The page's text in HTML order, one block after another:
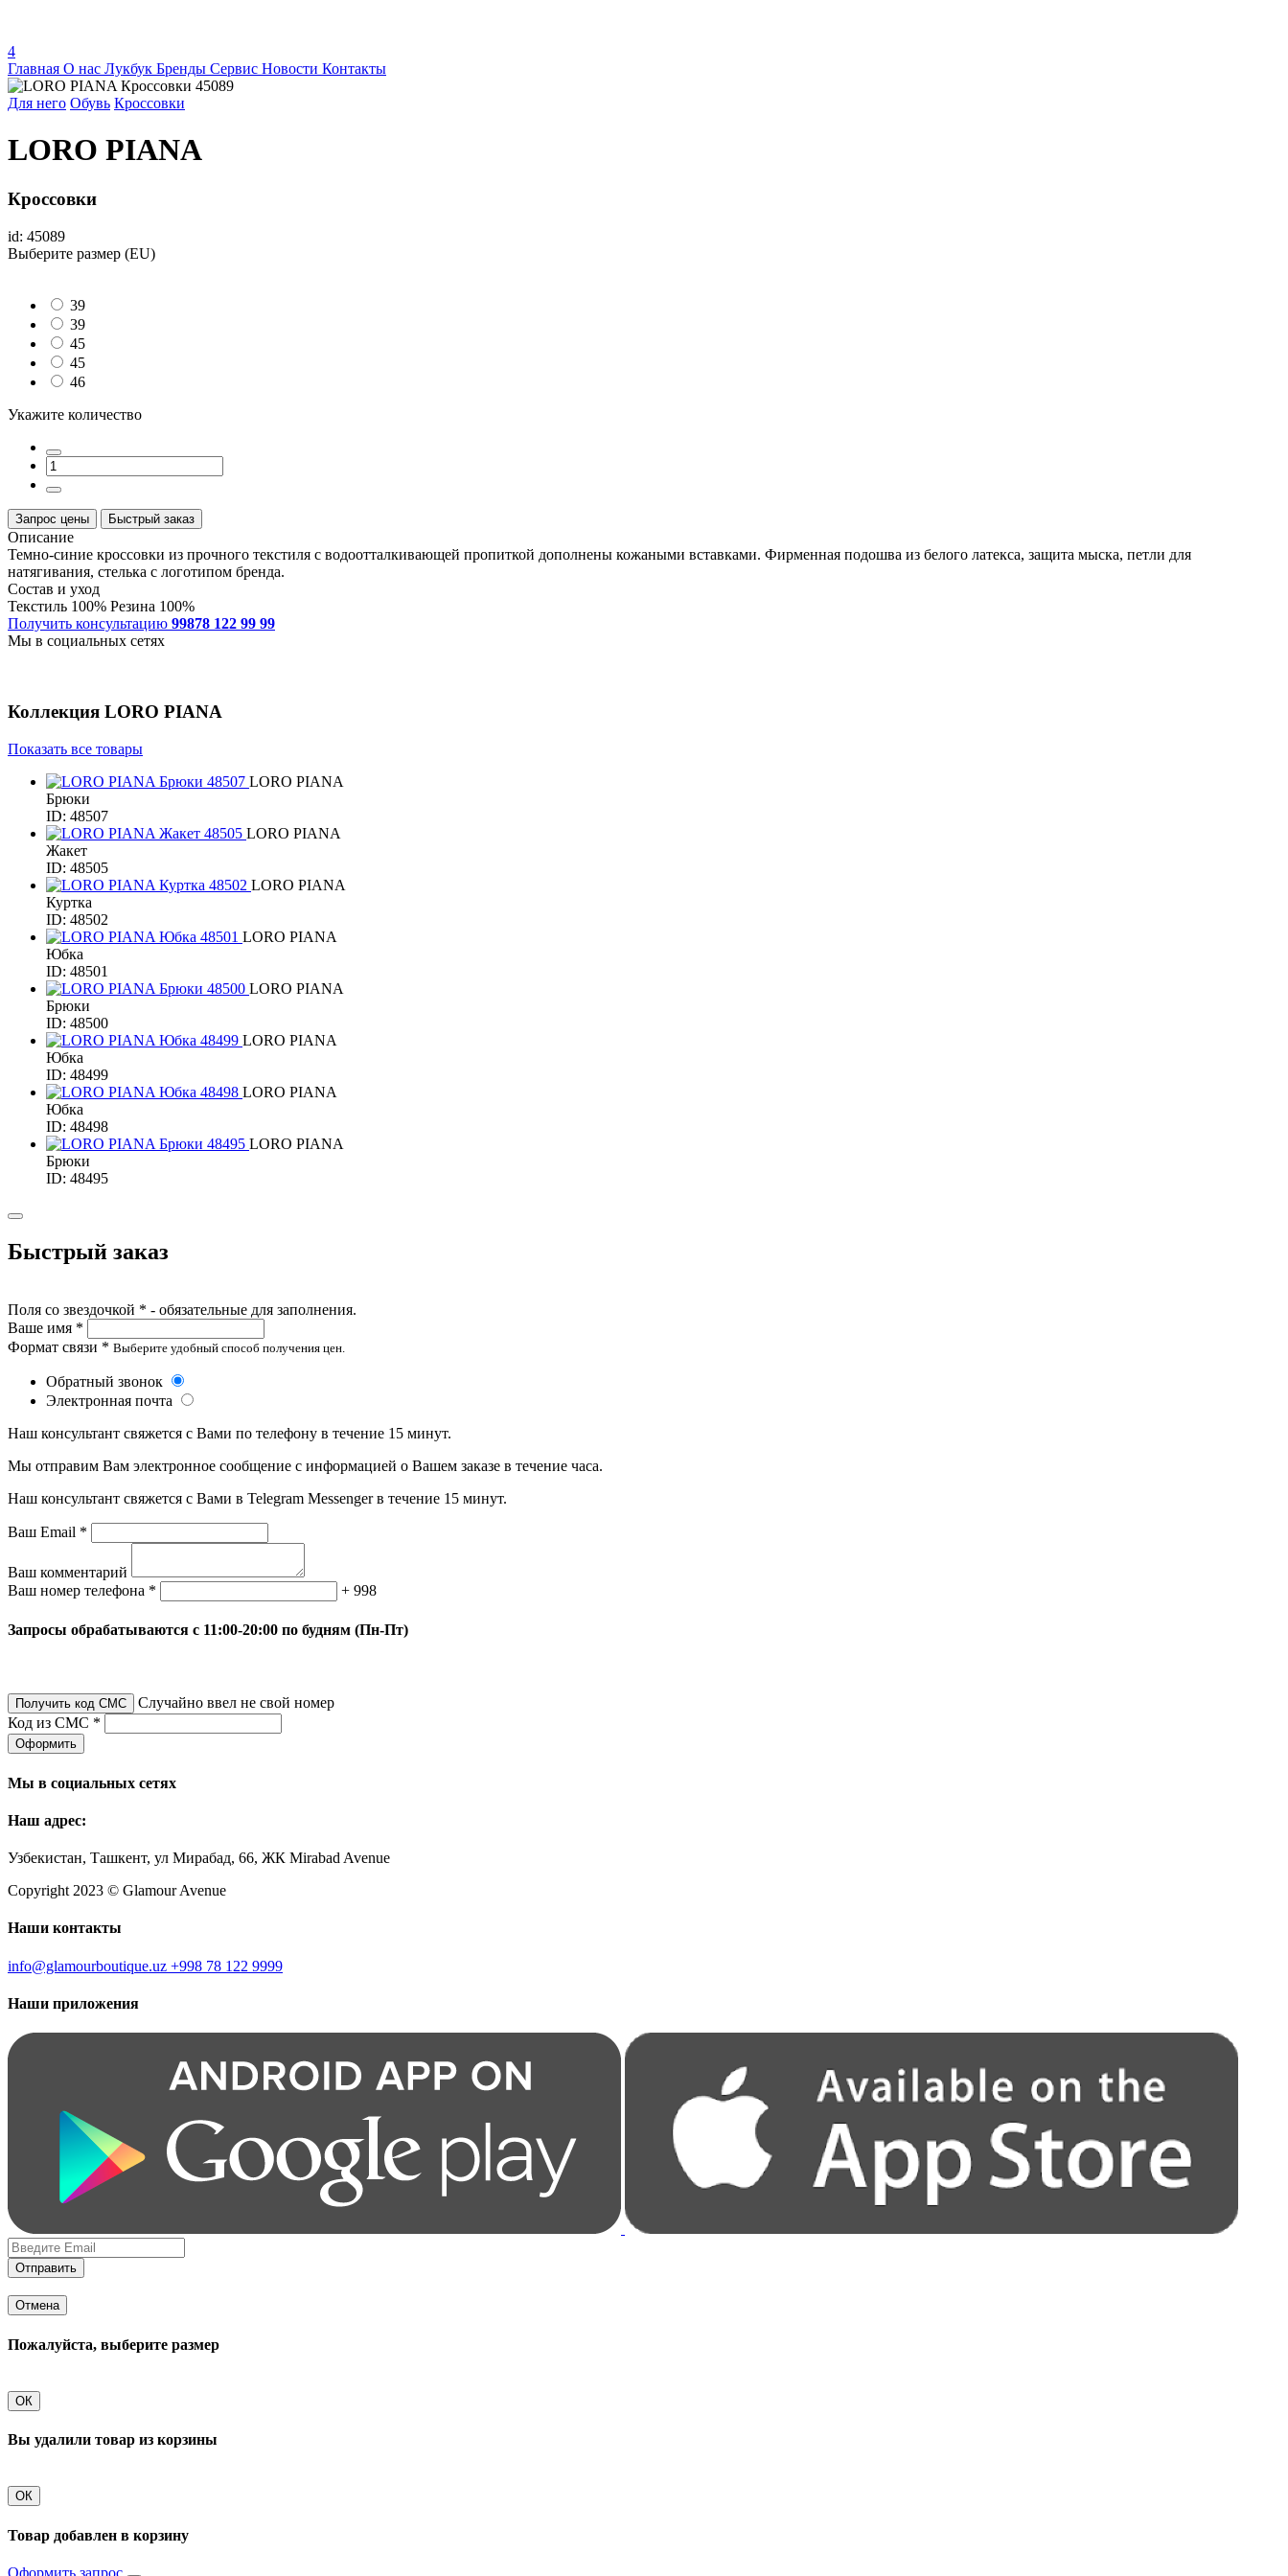
4
Главная О нас Лукбук Бренды Сервис Новости Контакты
Для него Обувь Кроссовки
LORO PIANA
Кроссовки
id: 45089
Выберите размер (EU)
39
39
45
45
46
Укажите количество
Запрос цены Быстрый заказ
Описание
Темно-синие кроссовки из прочного текстиля с водоотталкивающей пропиткой дополнены кожаными вставками. Фирменная подошва из белого латекса, защита мыска, петли для
натягивания, стелька с логотипом бренда.
Состав и уход
Текстиль 100% Резина 100%
Получить консультацию 99878 122 99 99
Мы в социальных сетях
Коллекция LORO PIANA
Показать все товары
LORO PIANA
Брюки
ID: 48507
LORO PIANA
Жакет
ID: 48505
LORO PIANA
Куртка
ID: 48502
LORO PIANA
Юбка
ID: 48501
LORO PIANA
Брюки
ID: 48500
LORO PIANA
Юбка
ID: 48499
LORO PIANA
Юбка
ID: 48498
LORO PIANA
Брюки
ID: 48495
Быстрый заказ
Поля со звездочкой * - обязательные для заполнения.
Ваше имя *
Формат связи * Выберите удобный способ получения цен.
Обратный звонок
Электронная почта
Наш консультант свяжется с Вами по телефону в течение 15 минут.
Мы отправим Вам электронное сообщение с информацией о Вашем заказе в течение часа.
Наш консультант свяжется с Вами в Telegram Messenger в течение 15 минут.
Ваш Email *
Ваш комментарий
Ваш номер телефона *
+ 998
Запросы обрабатываются с 11:00-20:00 по будням (Пн-Пт)
Получить код СМС
Случайно ввел не свой номер
Код из СМС *
Оформить
Мы в социальных сетях
Наш адрес:
Узбекистан, Ташкент, ул Мирабад, 66, ЖК Mirabad Avenue
Copyright 2023 © Glamour Avenue
Наши контакты
info@glamourboutique.uz +998 78 122 9999
Наши приложения
Отправить
Отмена
Пожалуйста, выберите размер
ОК
Вы удалили товар из корзины
ОК
Товар добавлен в корзину
Оформить запрос